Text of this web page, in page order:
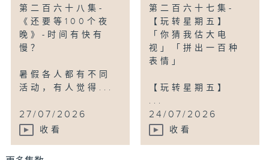
第二百六十八集-
《还要等100个夜
晚》-时间有快有
慢？
暑假各人都有不同
活动，有人觉得...
27/07/2026
收看
第二百六十七集-
【玩转星期五】
「你猜我估大电
视」「拼出一百种
表情」
【玩转星期五】
...
24/07/2026
收看